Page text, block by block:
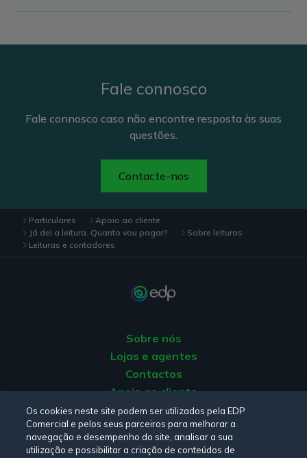
Fale connosco
Fale connosco caso não encontre resposta às suas
questões.
Contacte-nos
Particulares
Apoio ao cliente
Já dei a leitura. Quanto vou pagar?
Sobre leituras
Leituras e contadores
Sobre nós
Lojas e agentes
Contactos
Apoio ao cliente
Origem da energia
Livro de reclamações
Os cookies neste site podem ser utilizados pela EDP
Comercial e pelos seus parceiros para melhorar a
navegação e desempenho do site, analisar a sua
utilização e possibilitar a criação de conteúdos de